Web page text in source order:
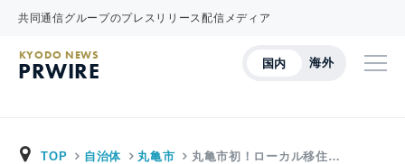
共同通信グループのプレスリリース配信メディア
国内 海外
KYODO NEWS
PRWIRE
TOP 自治体 丸亀市 丸亀市初！ローカル移住…